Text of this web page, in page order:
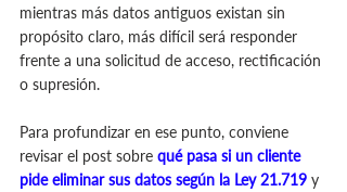
mientras más datos antiguos existan sin
propósito claro, más difícil será responder
frente a una solicitud de acceso, rectificación
o supresión.
Para profundizar en ese punto, conviene
revisar el post sobre qué pasa si un cliente
pide eliminar sus datos según la Ley 21.719 y